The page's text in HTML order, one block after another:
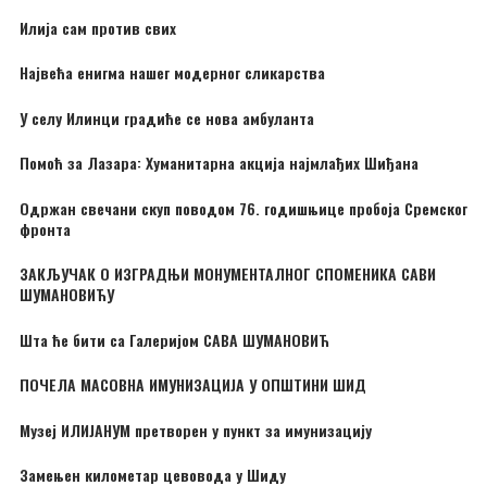
Илија сам против свих
Највећа енигма нашег модерног сликарства
У селу Илинци градиће се нова амбуланта
Помоћ за Лазара: Хуманитарна акција најмлађих Шиђана
Одржан свечани скуп поводом 76. годишњице пробоја Сремског
фронта
ЗАКЉУЧАК О ИЗГРАДЊИ МОНУМЕНТАЛНОГ СПОМЕНИКА САВИ
ШУМАНОВИЋУ
Шта ће бити са Галеријом САВА ШУМАНОВИЋ
ПОЧЕЛА МАСОВНА ИМУНИЗАЦИЈА У ОПШТИНИ ШИД
Музеј ИЛИЈАНУМ претворен у пункт за имунизацију
Замењен километар цевовода у Шиду